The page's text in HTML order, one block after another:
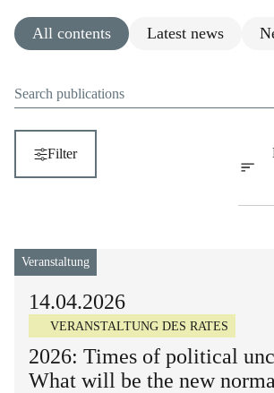
All contents Latest news
Search
Filter
Veranstaltung
14.04.2026
VERANSTALTUNG DES RATES
2026: Times of political
What will be the new